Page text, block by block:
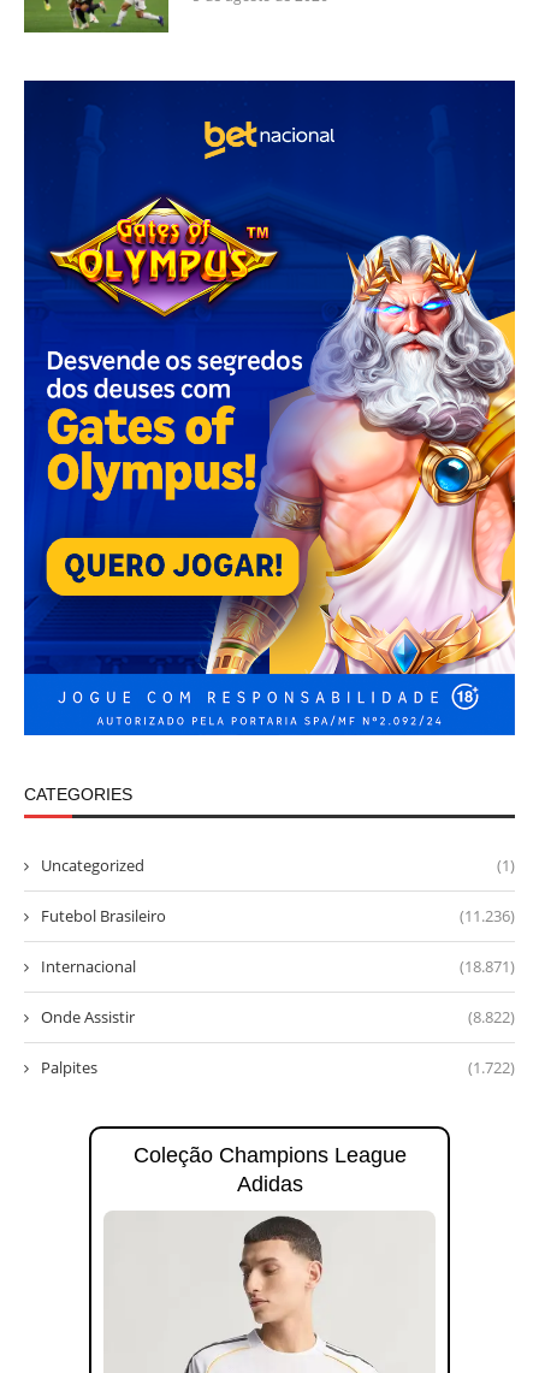
CATEGORIES
Uncategorized (1)
Futebol Brasileiro (11.236)
Internacional (18.871)
Onde Assistir (8.822)
Palpites (1.722)
Coleção Champions League
Adidas